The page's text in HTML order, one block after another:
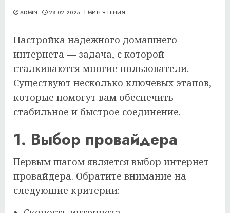
ADMIN 28.02.2025 1 МИН ЧТЕНИЯ
Настройка надежного домашнего
интернета — задача, с которой
сталкиваются многие пользователи.
Существуют несколько ключевых этапов,
которые помогут вам обеспечить
стабильное и быстрое соединение.
1. Выбор провайдера
Первым шагом является выбор интернет-
провайдера. Обратите внимание на
следующие критерии: